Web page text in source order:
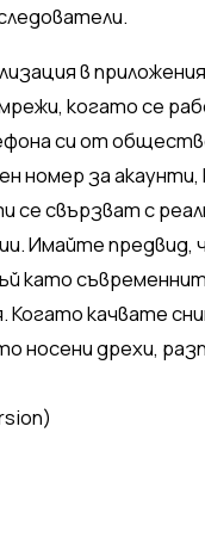
в
когато се
си от
номер за
се свързват с
Имайте
като
качвате
носени дрехи,